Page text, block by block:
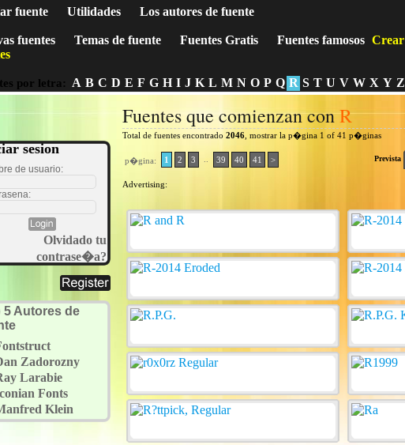
fuente Utilidades Los autores de fuente
fuentes Temas de fuente Fuentes Gratis Fuentes famosos Crear
por letra: A B C D E F G H I J K L M N O P Q R S T U V W X Y Z
sesion
de usuario:
Olvidado tu
contrase�a?
5 Autores de
Zadorozny
Larabie
Fonts
Klein
Fuentes que comienzan conR
Total de fuentes encontrado 2046 , mostrar la p�gina 1 of 41 p�ginas
p�gina: 1 2 3 39 40 41 > Prevista
Advertising: